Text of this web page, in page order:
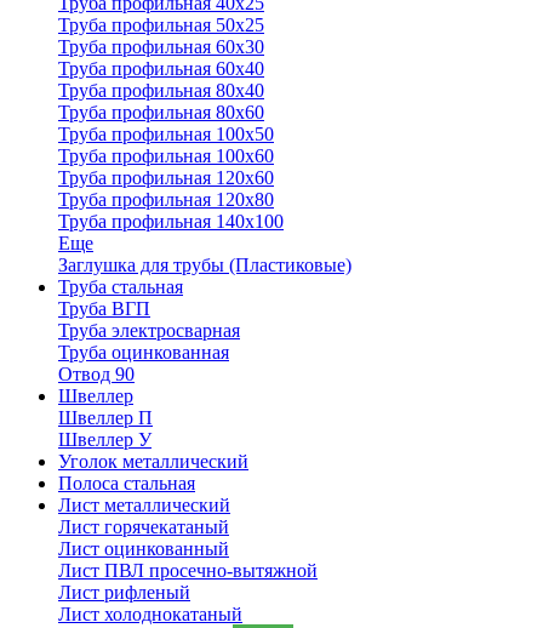
Труба профильная 50х25
Труба профильная 60х30
Труба профильная 60х40
Труба профильная 80х40
Труба профильная 80х60
Труба профильная 100х50
Труба профильная 100х60
Труба профильная 120х60
Труба профильная 120х80
Труба профильная 140х100
Еще
Заглушка для трубы (Пластиковые)
Труба стальная
Труба ВГП
Труба электросварная
Труба оцинкованная
Отвод 90
Швеллер
Швеллер П
Швеллер У
Уголок металлический
Полоса стальная
Лист металлический
Лист горячекатаный
Лист оцинкованный
Лист ПВЛ просечно-вытяжной
Лист рифленый
Лист холоднокатаный